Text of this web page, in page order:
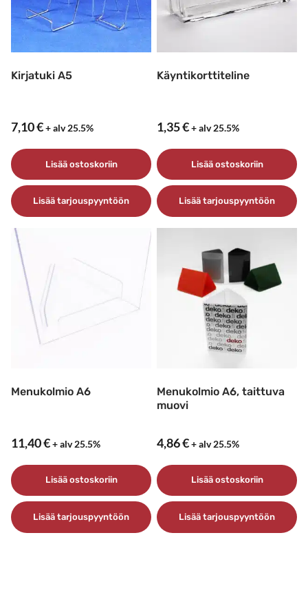
Kirjatuki A5
7,10€+ alv 25.5%
Lisää ostoskoriin
Lisää tarjouspyyntöön
Käyntikorttiteline
1,35€+ alv 25.5%
Lisää ostoskoriin
Lisää tarjouspyyntöön
Menukolmio A6
11,40€+ alv 25.5%
Lisää ostoskoriin
Lisää tarjouspyyntöön
Menukolmio A6, taittuva
muovi
4,86€+ alv 25.5%
Lisää ostoskoriin
Lisää tarjouspyyntöön